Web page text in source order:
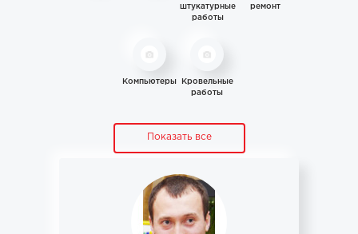
штукатурные
работы
ремонт
Компьютеры
Кровельные
работы
Показать все